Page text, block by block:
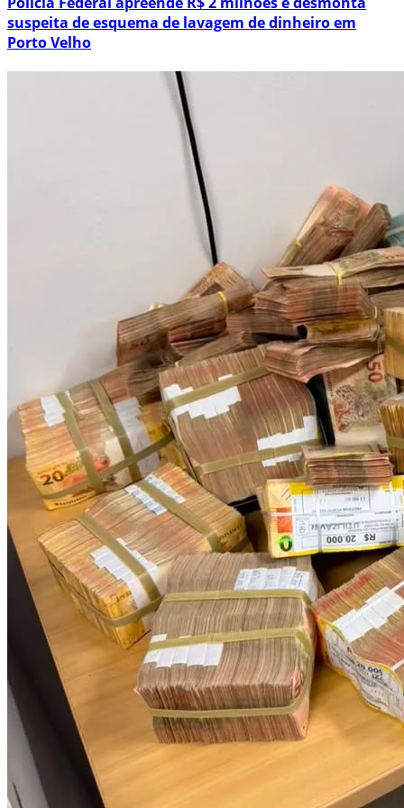
suspeita de esquema de lavagem de dinheiro em
Porto Velho